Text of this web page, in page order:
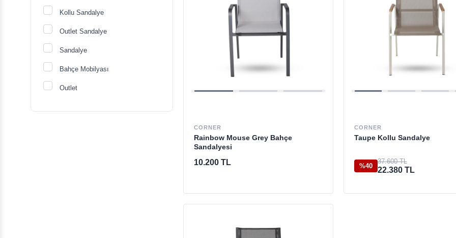
Kollu Sandalye
Outlet Sandalye
Sandalye
Bahçe Mobilyası
Outlet
CORNER
Rainbow Mouse Grey Bahçe
Sandalyesi
10.200 TL
CORNER
Taupe Kollu Sandalye
%40
37.600 TL
22.380 TL